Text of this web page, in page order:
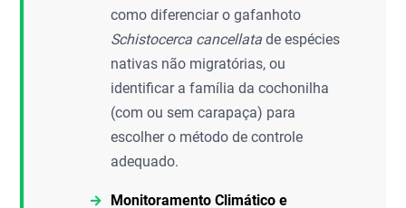
como diferenciar o gafanhoto
Schistocerca cancellata de espécies
nativas não migratórias, ou
identificar a família da cochonilha
(com ou sem carapaça) para
escolher o método de controle
adequado.
Monitoramento Climático e